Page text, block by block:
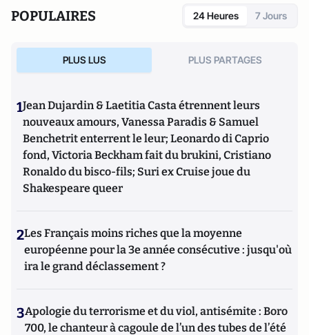
POPULAIRES 24 Heures 7 Jours
PLUS LUS PLUS PARTAGES
1Jean Dujardin & Laetitia Casta étrennent leurs
nouveaux amours, Vanessa Paradis & Samuel
Benchetrit enterrent le leur; Leonardo di Caprio
fond, Victoria Beckham fait du brukini, Cristiano
Ronaldo du bisco-fils; Suri ex Cruise joue du
Shakespeare queer
2Les Français moins riches que la moyenne
européenne pour la 3e année consécutive : jusqu'où
ira le grand déclassement ?
3Apologie du terrorisme et du viol, antisémite : Boro
700, le chanteur à cagoule de l’un des tubes de l’été